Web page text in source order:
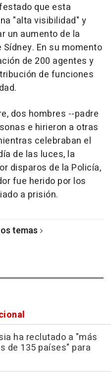
que esta
"alta visibilidad" y
un aumento de la
En su momento
de 200 agentes y
de funciones
dos hombres --padre
e hirieron a otras
celebraban el
de las luces, la
disparos de la Policía,
fue herido por los
a prisión.
temas
ha reclutado a "más
de 135 países" para